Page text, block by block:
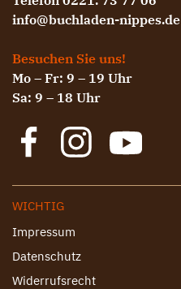
info@buchladen-nippes.de
Besuchen Sie uns!
Mo – Fr: 9 – 19 Uhr
Sa: 9 – 18 Uhr
WICHTIG
Impressum
Datenschutz
Widerrufsrecht